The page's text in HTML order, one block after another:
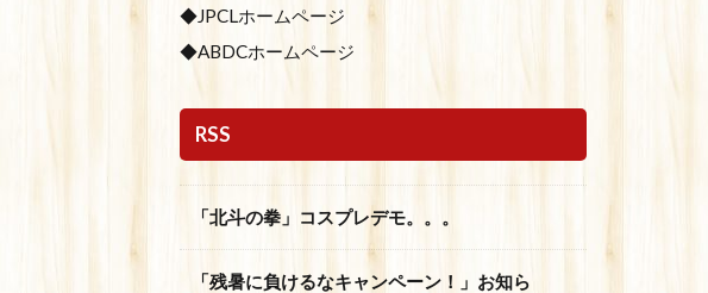
◆JPCLホームページ
◆ABDCホームページ
RSS
「北斗の拳」コスプレデモ。。。
「残暑に負けるなキャンペーン！」お知ら